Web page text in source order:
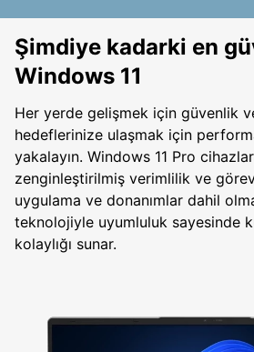
Şimdiye kadarki en
Windows 11
Her yerde gelişmek için güvenlik
hedeflerinize ulaşmak için
yakalayın. Windows 11 Pro
zenginleştirilmiş verimlilik ve
uygulama ve donanımlar dahil
teknolojiyle uyumluluk sayesinde
kolaylığı sunar.